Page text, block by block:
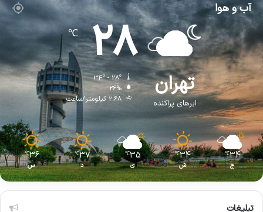
آب و هوا
تهران
ابرهای پراکنده
28
℃
34º - 28º
26%
2.68 کیلومتر/ساعت
34
℃
ج
34
℃
ش
35
℃
ی
37
℃
د
36
℃
س
تبلیغات